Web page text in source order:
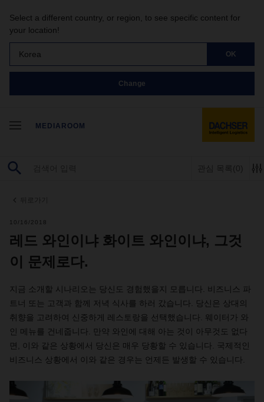
Select a different country, or region, to see specific content for
your location!
Korea OK
Change
MEDIAROOM
관심 목록 (0)
10/16/2018
레드 와인이냐 화이트 와인이냐, 그것
이 문제로다.
지금 소개할 시나리오는 당신도 경험했을지 모릅니다. 비즈니스 파
트너 또는 고객과 함께 저녁 식사를 하러 갔습니다. 당신은 상대의
취향을 고려하여 신중하게 레스토랑을 선택했습니다. 웨이터가 와
인 메뉴를 건네줍니다. 만약 와인에 대해 아는 것이 아무것도 없다
면, 이와 같은 상황에서 당신은 매우 당황할 수 있습니다. 국제적인
비즈니스 상황에서 이와 같은 경우는 언제든 발생할 수 있습니다.